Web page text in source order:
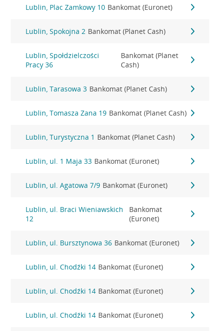
Lublin, Plac Zamkowy 10 Bankomat (Euronet)
Lublin, Spokojna 2 Bankomat (Planet Cash)
Lublin, Społdzielczości
Pracy 36
Bankomat (Planet
Cash)
Lublin, Tarasowa 3 Bankomat (Planet Cash)
Lublin, Tomasza Zana 19 Bankomat (Planet Cash)
Lublin, Turystyczna 1 Bankomat (Planet Cash)
Lublin, ul. 1 Maja 33 Bankomat (Euronet)
Lublin, ul. Agatowa 7/9 Bankomat (Euronet)
Lublin, ul. Braci Wieniawskich
12
Bankomat
(Euronet)
Lublin, ul. Bursztynowa 36 Bankomat (Euronet)
Lublin, ul. Chodźki 14 Bankomat (Euronet)
Lublin, ul. Chodźki 14 Bankomat (Euronet)
Lublin, ul. Chodźki 14 Bankomat (Euronet)